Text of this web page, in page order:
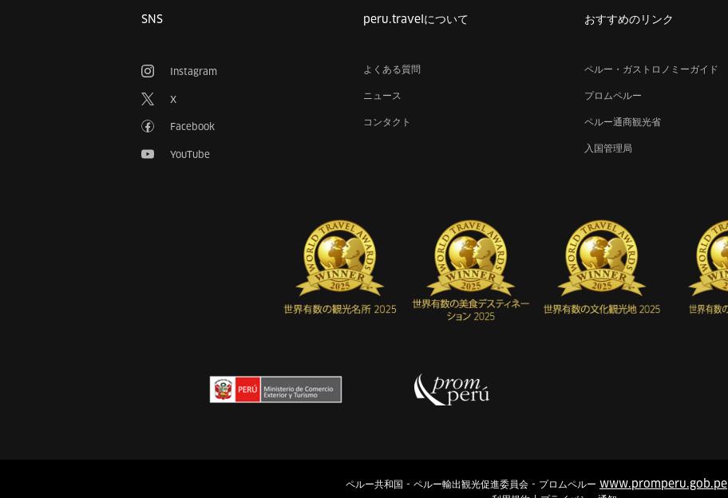
SNS
Instagram
X
Facebook
YouTube
peru.travelについて
よくある質問
ニュース
コンタクト
おすすめのリンク
ペルー・ガストロノミーガイド
プロムペルー
ペルー通商観光省
入国管理局
ペルー共和国 - ペルー輸出観光促進委員会 - プロムペルー www.promperu.gob.pe